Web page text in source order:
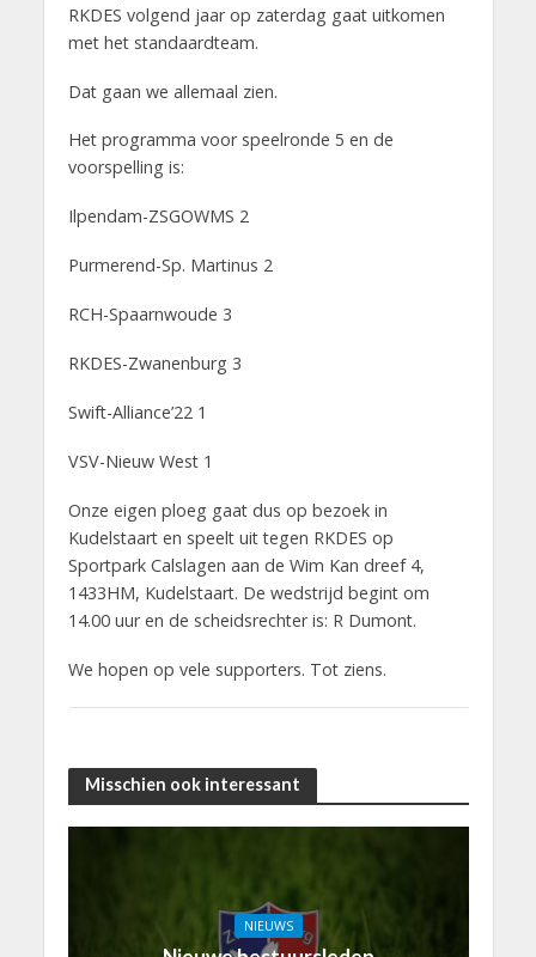
RKDES volgend jaar op zaterdag gaat uitkomen
met het standaardteam.
Dat gaan we allemaal zien.
Het programma voor speelronde 5 en de
voorspelling is:
Ilpendam-ZSGOWMS 2
Purmerend-Sp. Martinus 2
RCH-Spaarnwoude 3
RKDES-Zwanenburg 3
Swift-Alliance’22 1
VSV-Nieuw West 1
Onze eigen ploeg gaat dus op bezoek in
Kudelstaart en speelt uit tegen RKDES op
Sportpark Calslagen aan de Wim Kan dreef 4,
1433HM, Kudelstaart. De wedstrijd begint om
14.00 uur en de scheidsrechter is: R Dumont.
We hopen op vele supporters. Tot ziens.
Misschien ook interessant
NIEUWS